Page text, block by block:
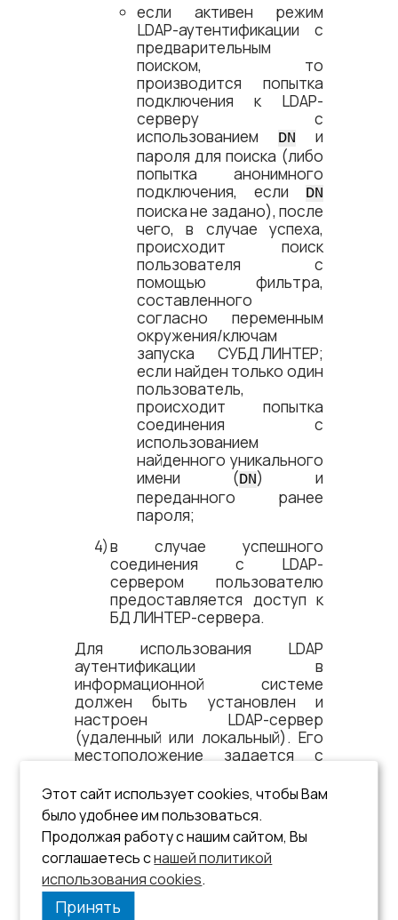
если активен режим
LDAP-аутентификации с
предварительным
поиском, то
производится попытка
подключения к LDAP-
серверу с
использованием
DN
и
пароля для поиска (либо
попытка анонимного
подключения, если
DN
поиска не задано), после
чего, в случае успеха,
происходит поиск
пользователя с
помощью фильтра,
составленного
согласно переменным
окружения/ключам
запуска СУБД ЛИНТЕР;
если найден только один
пользователь,
происходит попытка
соединения с
использованием
найденного уникального
имени (DN) и
переданного ранее
пароля;
в случае успешного
соединения с LDAP-
сервером пользователю
предоставляется доступ к
БД ЛИНТЕР-сервера.
Для использования LDAP
аутентификации в
информационной системе
должен быть установлен и
настроен LDAP-сервер
(удаленный или локальный). Его
местоположение задается с
переменной окружения
СУБД ЛИНТЕР(см. документ
«Запуск и останов СУБД ЛИНТЕР в
среде ОС Windows»и«Запуск и
останов СУБД ЛИНТЕР в среде
ОС Linux»).
Этот сайт использует cookies, чтобы Вам
было удобнее им пользоваться.
Продолжая работу с нашим сайтом, Вы
соглашаетесь снашей политикой
использования cookies.
Принять